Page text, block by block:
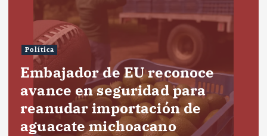
Política
Embajador de EU reconoce
avance en seguridad para
reanudar importación de
aguacate michoacano